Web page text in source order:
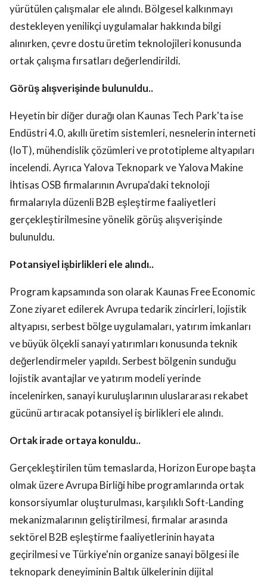
yürütülen çalışmalar ele alındı. Bölgesel kalkınmayı
destekleyen yenilikçi uygulamalar hakkında bilgi
alınırken, çevre dostu üretim teknolojileri konusunda
ortak çalışma fırsatları değerlendirildi.
Görüş alışverişinde bulunuldu..
Heyetin bir diğer durağı olan Kaunas Tech Park'ta ise
Endüstri 4.0, akıllı üretim sistemleri, nesnelerin interneti
(IoT), mühendislik çözümleri ve prototipleme altyapıları
incelendi. Ayrıca Yalova Teknopark ve Yalova Makine
İhtisas OSB firmalarının Avrupa'daki teknoloji
firmalarıyla düzenli B2B eşleştirme faaliyetleri
gerçekleştirilmesine yönelik görüş alışverişinde
bulunuldu.
Potansiyel işbirlikleri ele alındı..
Program kapsamında son olarak Kaunas Free Economic
Zone ziyaret edilerek Avrupa tedarik zincirleri, lojistik
altyapısı, serbest bölge uygulamaları, yatırım imkanları
ve büyük ölçekli sanayi yatırımları konusunda teknik
değerlendirmeler yapıldı. Serbest bölgenin sunduğu
lojistik avantajlar ve yatırım modeli yerinde
incelenirken, sanayi kuruluşlarının uluslararası rekabet
gücünü artıracak potansiyel iş birlikleri ele alındı.
Ortak irade ortaya konuldu..
Gerçekleştirilen tüm temaslarda, Horizon Europe başta
olmak üzere Avrupa Birliği hibe programlarında ortak
konsorsiyumlar oluşturulması, karşılıklı Soft-Landing
mekanizmalarının geliştirilmesi, firmalar arasında
sektörel B2B eşleştirme faaliyetlerinin hayata
geçirilmesi ve Türkiye'nin organize sanayi bölgesi ile
teknopark deneyiminin Baltık ülkelerinin dijital